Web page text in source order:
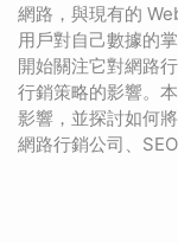
網路，與現有的
用戶對自己數據的
開始關注它對網路
行銷策略的影響。
影響，並探討如何
網路行銷公司、